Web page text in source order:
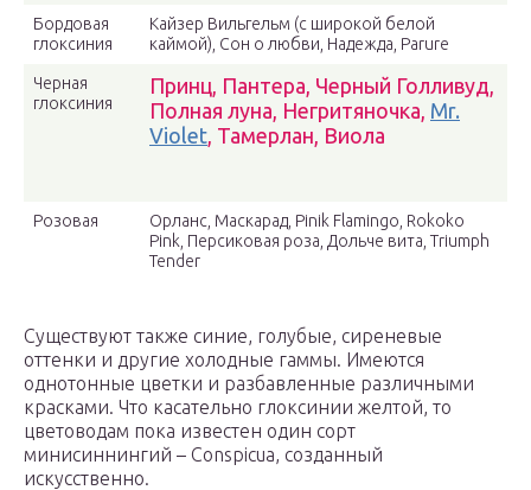
Бордовая
глоксиния
Кайзер Вильгельм (с широкой белой
каймой), Сон о любви, Надежда, Parure
Черная
глоксиния
Принц, Пантера, Черный Голливуд,
Полная луна, Негритяночка, Mr.
Violet, Тамерлан, Виола
Розовая
Орланс, Маскарад, Pinik Flamingo, Rokoko
Pink, Персиковая роза, Дольче вита, Triumph
Tender
Существуют также синие, голубые, сиреневые
оттенки и другие холодные гаммы. Имеются
однотонные цветки и разбавленные различными
красками. Что касательно глоксинии желтой, то
цветоводам пока известен один сорт
минисиннингий – Conspicua, созданный
искусственно.